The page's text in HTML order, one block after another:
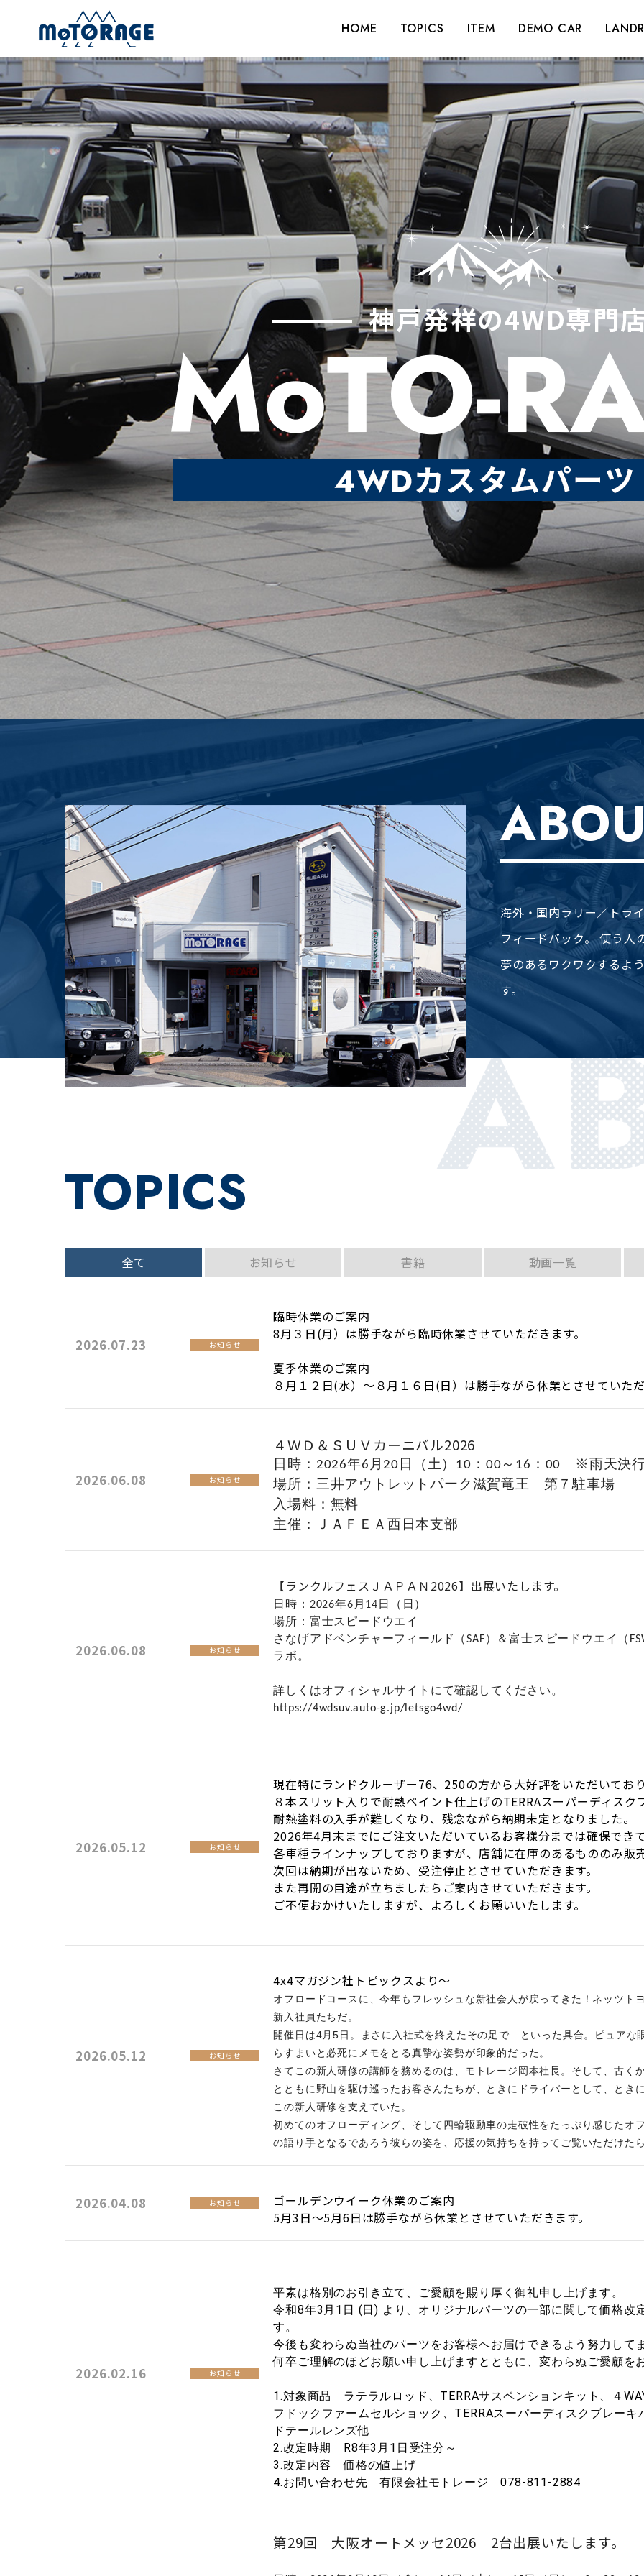
HOME TOPICS ITEM DEMO CAR
海外・国内ラリー／トラ
フィードバック。 使う人
夢のあるワクワクするよ
す。
TOPICS
全て お知らせ 書籍 動画一覧
2026.07.23 お知らせ
臨時休業のご案内
8月３日(月）は勝手ながら臨時休業させていただきます。
夏季休業のご案内
８月１２日(水）～８月１６日(日）は勝手ながら休業とさせていた
2026.06.08 お知らせ
４ＷＤ＆ＳＵＶカーニバル2026
日時：2026年6月20日（土）10 ：00～16：00 ※雨天決
場所：三井アウトレットパーク滋賀竜王 第７駐車場
入場料：無料
主催：ＪＡＦＥＡ西日本支部
2026.06.08 お知らせ
【ランクルフェスＪＡＰＡＮ2026】出展いたします。
日時：2026年6月14 日（日）
場所：富士スピードウエイ
さなげアドベンチャーフィールド（SAF）＆富士スピードウエイ（
ラボ。
詳しくはオフィシャルサイトにて確認してください。
https://4wdsuv.auto-g.jp/letsgo4wd/
2026.05.12 お知らせ
現在特にランドクルーザー76、250の方から大好評をいただいてお
８本スリット入りで耐熱ペイント仕上げのTERRAスーパーディス
耐熱塗料の入手が難しくなり、残念ながら納期未定となりました。
2026年4月末までにご注文いただいているお客様分までは確保でき
各車種ラインナップしておりますが、店舗に在庫のあるもののみ販
次回は納期が出ないため、受注停止とさせていただきます。
また再開の目途が立ちましたらご案内させていただきます。
ご不便おかけいたしますが、よろしくお願いいたします。
2026.05.12 お知らせ
4x4マガジン社トピックスより～
オフロードコースに、今年もフレッシュな新社会人が戻ってきた！ネッツト
新入社員たちだ。
開催日は4月5日。まさに入社式を終えたその足で…といった具合。ピュアな
らすまいと必死にメモをとる真摯な姿勢が印象的だった。
さてこの新人研修の講師を務めるのは、モトレージ岡本社長。そして、古く
とともに野山を駆け巡ったお客さんたちが、ときにドライバーとして、とき
この新人研修を支えていた。
初めてのオフローディング、そして四輪駆動車の走破性をたっぷり感じたオ
の語り手となるであろう彼らの姿を、応援の気持ちを持ってご覧いただけた
2026.04.08 お知らせ
ゴールデンウイーク休業のご案内
5月3日～5月6日は勝手ながら休業とさせていただきます。
2026.02.16 お知らせ
平素は格別のお引き立て、ご愛顧を賜り厚く御礼申し上げます。
令和8年3月1日 (日) より、オリジナルパーツの一部に関して価格改
す。
今後も変わらぬ当社のパーツをお客様へお届けできるよう努力して
何卒ご理解のほどお願い申し上げますとともに、変わらぬご愛顧を
1.対象商品 ラテラルロッド、TERRAサスペンションキット、４
フドックファームセルショック、TERRAスーパーディスクブレー
ドテールレンズ他
2.改定時期 R8年3月1日受注分～
3.改定内容 価格の値上げ
4.お問い合わせ先 有限会社モトレージ 078-811-2884
第29回 大阪オートメッセ2026 2台出展いたします。